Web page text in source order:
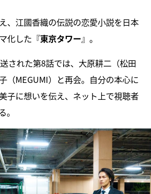
、江國香織の伝説の恋愛小説を日本
化した『東京タワー』。
された第8話では、大原耕二（松田
（MEGUMI）と再会。自分の本心に
子に想いを伝え、ネット上で視聴者
。